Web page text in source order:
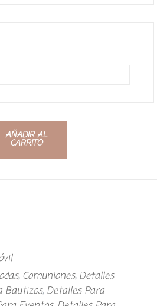
AÑADIR AL
CARRITO
, Comuniones, Detalles
Bautizos, Detalles Para